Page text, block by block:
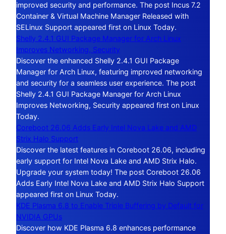
improved security and performance. The post Incus 7.2
Container & Virtual Machine Manager Released with
SELinux Support appeared first on Linux Today.
Shelly 2.4.1 GUI Package Manager for Arch Linux
Improves Networking, Security
Discover the enhanced Shelly 2.4.1 GUI Package
Manager for Arch Linux, featuring improved networking
and security for a seamless user experience. The post
Shelly 2.4.1 GUI Package Manager for Arch Linux
Improves Networking, Security appeared first on Linux
Today.
Coreboot 26.06 Adds Early Intel Nova Lake and AMD
Strix Halo Support
Discover the latest features in Coreboot 26.06, including
early support for Intel Nova Lake and AMD Strix Halo.
Upgrade your system today! The post Coreboot 26.06
Adds Early Intel Nova Lake and AMD Strix Halo Support
appeared first on Linux Today.
KDE Plasma 6.8 to Enable Triple Buffering by Default for
NVIDIA GPUs
Discover how KDE Plasma 6.8 enhances performance